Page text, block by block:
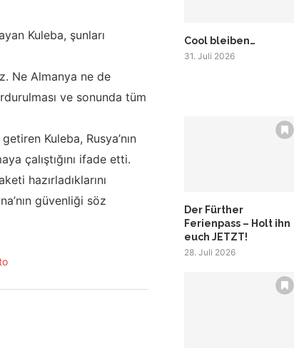
Kuleba, şunları
Ne Almanya ne de
ve sonunda tüm
Kuleba, Rusya’nın
çalıştığını ifade etti.
hazırladıklarını
güvenliği söz
Cool bleiben…
31. Juli 2026
Der Fürther
Ferienpass – Holt ihn
euch JETZT!
28. Juli 2026